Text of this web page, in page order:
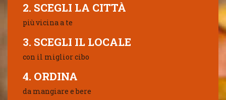
2. SCEGLI LA CITTÀ
più vicina a te
3. SCEGLI IL LOCALE
con il miglior cibo
4. ORDINA
da mangiare e bere